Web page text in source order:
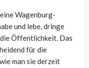
Wagenburg-
und lebe, dringe
die Öffentlichkeit. Das
für die
man sie derzeit